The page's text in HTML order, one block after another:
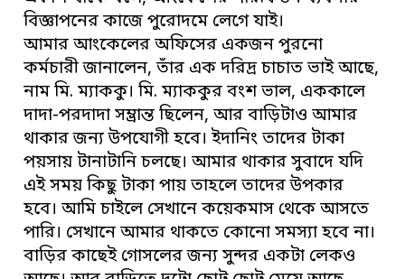
বিজ্ঞাপনের কাজে পুরোদমে লেগে যাই।
আমার আংকেলের অফিসের একজন পুরনো
কর্মচারী জানালেন, তাঁর এক দরিদ্র চাচাত ভাই আছে,
নাম মি. ম্যাককু। মি. ম্যাককুর বংশ ভাল, এককালে
দাদা-পরদাদা সম্ভ্রান্ত ছিলেন, আর বাড়িটাও আমার
থাকার জন্য উপযোগী হবে। ইদানিং তাদের টাকা
পয়সায় টানাটানি চলছে। আমার থাকার সুবাদে যদি
এই সময় কিছু টাকা পায় তাহলে তাদের উপকার
হবে। আমি চাইলে সেখানে কয়েকমাস থেকে আসতে
পারি। সেখানে আমার থাকতে কোনো সমস্যা হবে না।
বাড়ির কাছেই গোসলের জন্য সুন্দর একটা লেকও